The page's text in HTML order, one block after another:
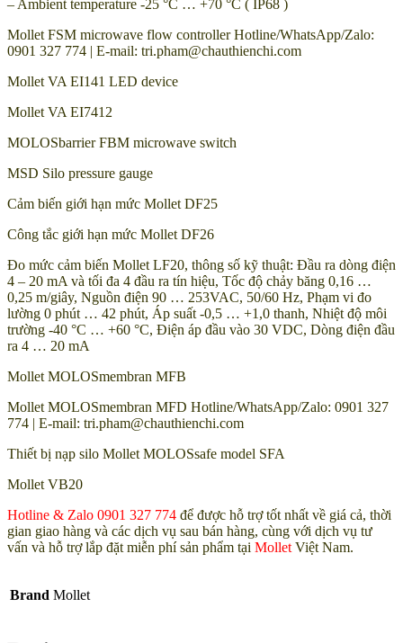
– Ambient temperature -25 °C … +70 °C ( IP68 )
Mollet FSM microwave flow controller Hotline/WhatsApp/Zalo:
0901 327 774 | E-mail: tri.pham@chauthienchi.com
Mollet VA EI141 LED device
Mollet VA EI7412
MOLOSbarrier FBM microwave switch
MSD Silo pressure gauge
Cảm biến giới hạn mức Mollet DF25
Công tắc giới hạn mức Mollet DF26
Đo mức cảm biến Mollet LF20, thông số kỹ thuật: Đầu ra dòng điện
4 – 20 mA và tối đa 4 đầu ra tín hiệu, Tốc độ chảy băng 0,16 …
0,25 m/giây, Nguồn điện 90 … 253VAC, 50/60 Hz, Phạm vi đo
lường 0 phút … 42 phút, Áp suất -0,5 … +1,0 thanh, Nhiệt độ môi
trường -40 °C … +60 °C, Điện áp đầu vào 30 VDC, Dòng điện đầu
ra 4 … 20 mA
Mollet MOLOSmembran MFB
Mollet MOLOSmembran MFD Hotline/WhatsApp/Zalo: 0901 327
774 | E-mail: tri.pham@chauthienchi.com
Thiết bị nạp silo Mollet MOLOSsafe model SFA
Mollet VB20
Hotline & Zalo 0901 327 774 để được hỗ trợ tốt nhất về giá cả, thời
gian giao hàng và các dịch vụ sau bán hàng, cùng với dịch vụ tư
vấn và hỗ trợ lắp đặt miễn phí sản phẩm tại Mollet Việt Nam.
Brand Mollet